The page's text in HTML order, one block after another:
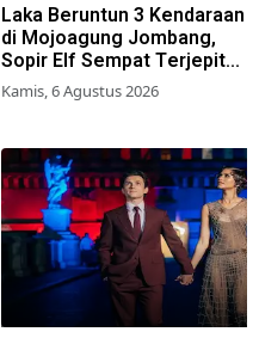
Laka Beruntun 3 Kendaraan
di Mojoagung Jombang,
Sopir Elf Sempat Terjepit
Kemudi
Kamis, 6 Agustus 2026